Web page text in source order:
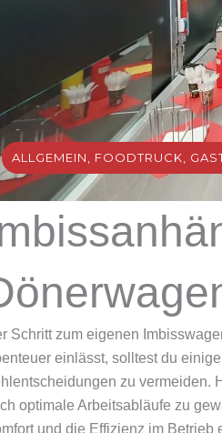
ALLGEMEIN FOODTRUCK
Schritt zum eigenen
einlässt, solltest du
zu vermeiden.
optimale Arbeitsabläufe zu
und die Effizienz im Betrieb